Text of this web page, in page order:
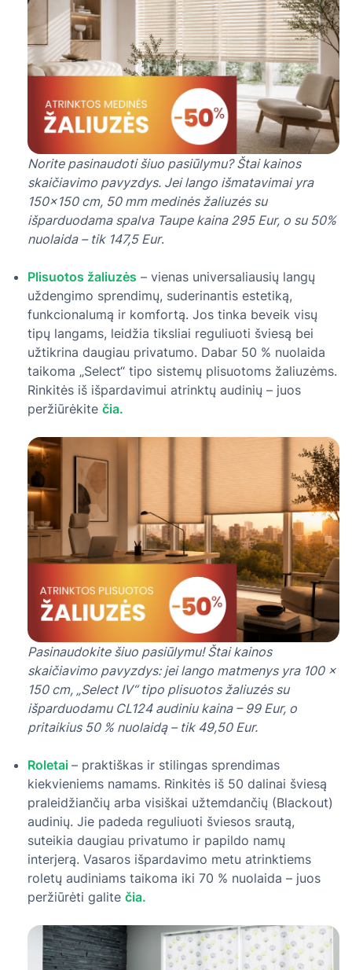
Norite pasinaudoti šiuo pasiūlymu? Štai kainos
skaičiavimo pavyzdys. Jei lango išmatavimai yra
150×150 cm, 50 mm medinės žaliuzės su
išparduodama spalva Taupe kaina 295 Eur, o su 50%
nuolaida – tik 147,5 Eur.
Plisuotos žaliuzės – vienas universaliausių langų
uždengimo sprendimų, suderinantis estetiką,
funkcionalumą ir komfortą. Jos tinka beveik visų
tipų langams, leidžia tiksliai reguliuoti šviesą bei
užtikrina daugiau privatumo. Dabar 50 % nuolaida
taikoma „Select“ tipo sistemų plisuotoms žaliuzėms.
Rinkitės iš išpardavimui atrinktų audinių – juos
peržiūrėkite čia.
Pasinaudokite šiuo pasiūlymu! Štai kainos
skaičiavimo pavyzdys: jei lango matmenys yra 100 ×
150 cm, „Select IV“ tipo plisuotos žaliuzės su
išparduodamu CL124 audiniu kaina – 99 Eur, o
pritaikius 50 % nuolaidą – tik 49,50 Eur.
Roletai – praktiškas ir stilingas sprendimas
kiekvieniems namams. Rinkitės iš 50 dalinai šviesą
praleidžiančių arba visiškai užtemdančių (Blackout)
audinių. Jie padeda reguliuoti šviesos srautą,
suteikia daugiau privatumo ir papildo namų
interjerą. Vasaros išpardavimo metu atrinktiems
roletų audiniams taikoma iki 70 % nuolaida – juos
peržiūrėti galite čia.